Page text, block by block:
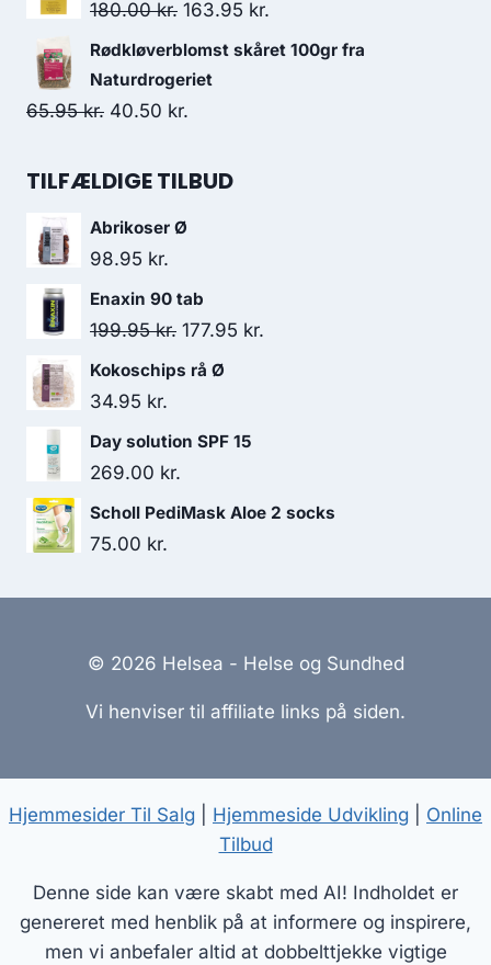
64.95 kr..
180.00kr. Den
oprindelige
pris
var:
163.95 kr.
aktuelle
Rødkløverblomst skåret 100gr fra
Naturdrogeriet
65.95kr. Den
pris
65.95 kr..
40.50 kr.
pris
TILFÆLDIGE TILBUD
Abrikoser Ø
98.95 kr.
Enaxin 90 tab
199.95kr. Den
oprindelige
177.95 kr.
Kokoschips rå Ø
34.95 kr.
Day solution SPF 15
269.00 kr.
Scholl PediMask Aloe 2 socks
75.00 kr.
© 2026 Helsea - Helse og Sundhed
Vi henviser til affiliate links på siden.
Hjemmesider Til Salg Hjemmeside Udvikling
Online
Tilbud
Denne side kan være skabt med AI! Indholdet er
genereret med henblik på at informere og inspirere,
men vi anbefaler altid at dobbelttjekke vigtige